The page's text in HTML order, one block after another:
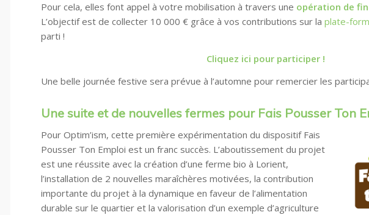
Pour cela, elles font appel à votre mobilisation à travers une opération de
L’objectif est de collecter 10 000 € grâce à vos contributions sur la plate-
parti !
Cliquez ici pour participer !
Une belle journée festive sera prévue à l’automne pour remercier les
Une suite et de nouvelles fermes pour Fais Pousser Ton
Pour Optim’ism, cette première expérimentation du dispositif Fais
Pousser Ton Emploi est un franc succès. L’aboutissement du projet
est une réussite avec la création d’une ferme bio à Lorient,
l’installation de 2 nouvelles maraîchères motivées, la contribution
importante du projet à la dynamique en faveur de l’alimentation
durable sur le quartier et la valorisation d’un exemple d’agriculture